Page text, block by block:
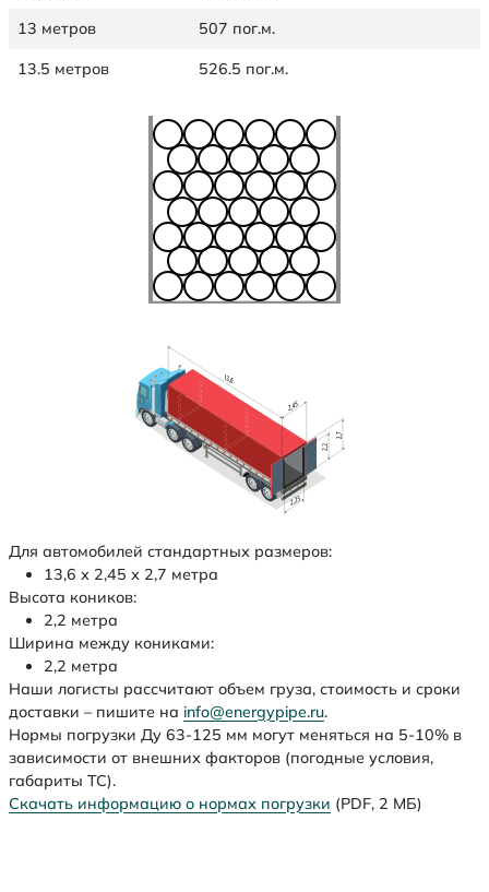
13 метров 507 пог.м.
13.5 метров 526.5 пог.м.
Для автомобилей стандартных размеров:
13,6 х 2,45 х 2,7 метра
Высота коников:
2,2 метра
Ширина между кониками:
2,2 метра
Наши логисты рассчитают объем груза, стоимость и сроки
доставки – пишите на info@energypipe.ru.
Нормы погрузки Ду 63-125 мм могут меняться на 5-10% в
зависимости от внешних факторов (погодные условия,
габариты ТС).
Скачать информацию о нормах погрузки (PDF, 2 МБ)